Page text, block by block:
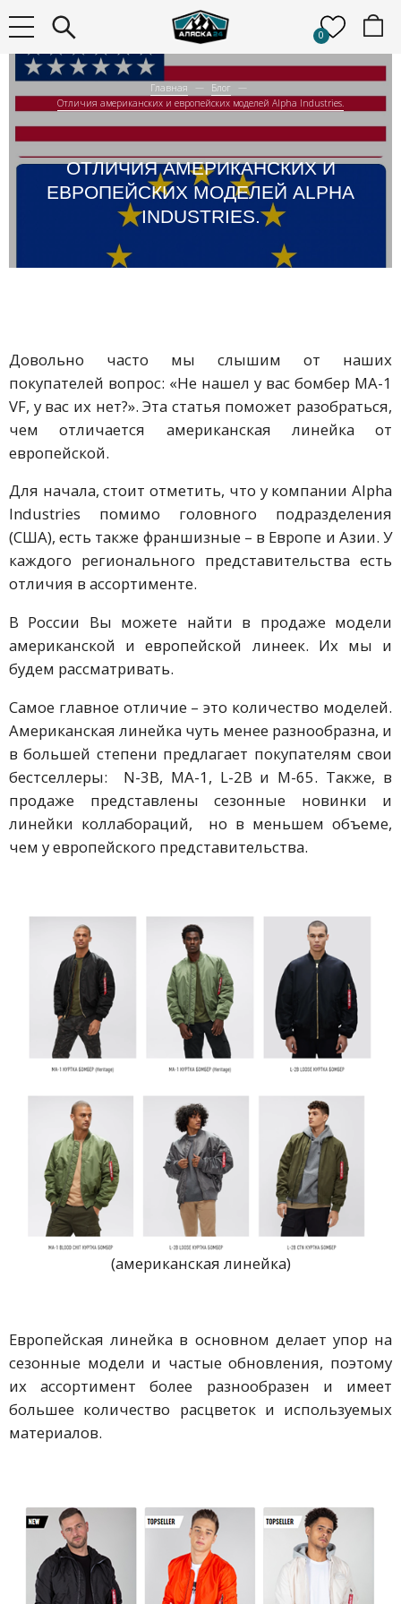
0
Главная
Блог
Отличия американских и европейских моделей Alpha Industries.
ОТЛИЧИЯ АМЕРИКАНСКИХ И
ЕВРОПЕЙСКИХ МОДЕЛЕЙ ALPHA
INDUSTRIES.
Довольно часто мы слышим от наших
покупателей вопрос: «Не нашел у вас бомбер MA-1
VF, у вас их нет?». Эта статья поможет разобраться,
чем отличается американская линейка от
европейской.
Для начала, стоит отметить, что у компании Alpha
Industries помимо головного подразделения
(США), есть также франшизные – в Европе и Азии. У
каждого регионального представительства есть
отличия в ассортименте.
В России Вы можете найти в продаже модели
американской и европейской линеек. Их мы и
будем рассматривать.
Самое главное отличие – это количество моделей.
Американская линейка чуть менее разнообразна, и
в большей степени предлагает покупателям свои
бестселлеры: N-3B, MA-1, L-2B и М-65. Также, в
продаже представлены сезонные новинки и
линейки коллабораций, но в меньшем объеме,
чем у европейского представительства.
(американская линейка)
Европейская линейка в основном делает упор на
сезонные модели и частые обновления, поэтому
их ассортимент более разнообразен и имеет
большее количество расцветок и используемых
материалов.